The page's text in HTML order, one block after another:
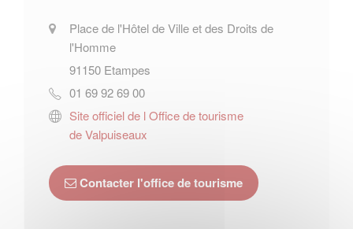
Place de l'Hôtel de Ville et des Droits de
l'Homme
91150 Etampes
01 69 92 69 00
Site officiel de l Office de tourisme
de Valpuiseaux
Contacter l'office de tourisme